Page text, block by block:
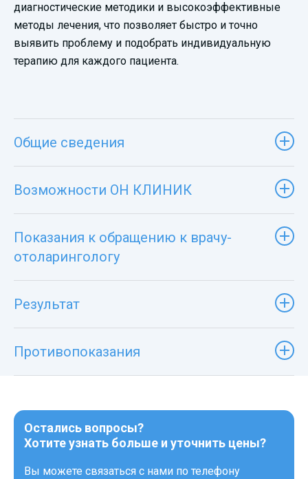
диагностические методики и высокоэффективные
методы лечения, что позволяет быстро и точно
выявить проблему и подобрать индивидуальную
терапию для каждого пациента.
Общие сведения
Возможности ОН КЛИНИК
Показания к обращению к врачу-
отоларингологу
Результат
Противопоказания
Остались вопросы?
Хотите узнать больше и уточнить цены?
Вы можете связаться с нами по телефону